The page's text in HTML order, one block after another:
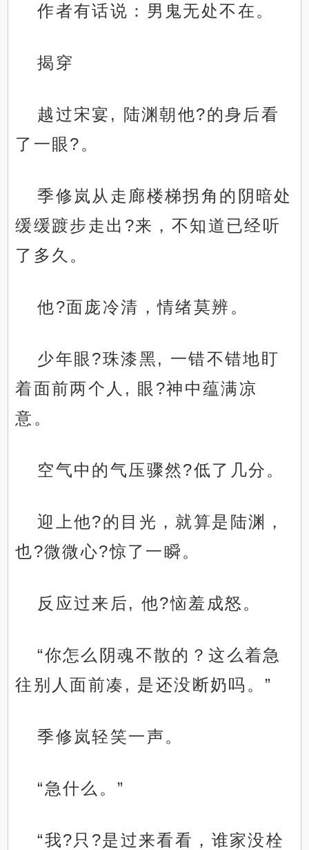
作者有话说：男鬼无处不在。
揭穿
越过宋宴, 陆渊朝他?的身后看
了一眼?。
季修岚从走廊楼梯拐角的阴暗处
缓缓踱步走出?来，不知道已经听
了多久。
他?面庞冷清，情绪莫辨。
少年眼?珠漆黑, 一错不错地盯
着面前两个人, 眼?神中蕴满凉
意。
空气中的气压骤然?低了几分。
迎上他?的目光，就算是陆渊，
也?微微心?惊了一瞬。
反应过来后, 他?恼羞成怒。
“你怎么阴魂不散的？这么着急
往别人面前凑, 是还没断奶吗。”
季修岚轻笑一声。
“急什么。”
“我?只?是过来看看，谁家没栓